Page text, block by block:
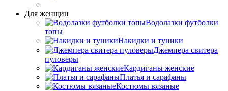
Для женщин
Водолазки футболки
топы
Накидки и туники
Джемпера свитера
пуловеры
Кардиганы женские
Платья и сарафаны
Костюмы вязаные